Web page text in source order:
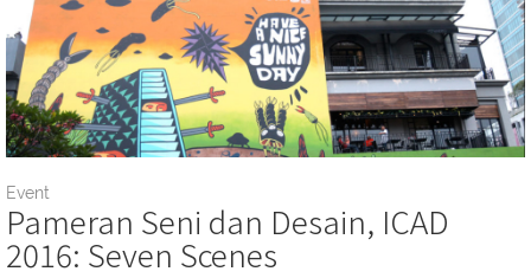
Event
Pameran Seni dan Desain, ICAD
2016: Seven Scenes